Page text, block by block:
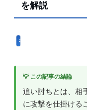
を解説
オンラインゲーム用語
💡 この記事の結論
追い討ちとは、相
に攻撃を仕掛ける